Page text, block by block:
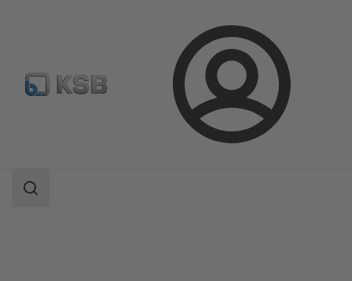
Aanmelding
Productcatalogus
Etabloc/Etabloc Pro/Etabloc MyFlow
Zoekgebied